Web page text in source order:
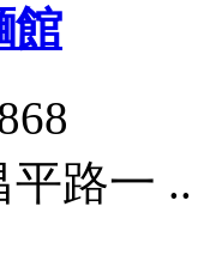
館
路一 ..